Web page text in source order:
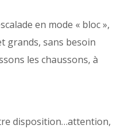
en mode « bloc »,
grands, sans besoin
les chaussons, à
disposition…attention,